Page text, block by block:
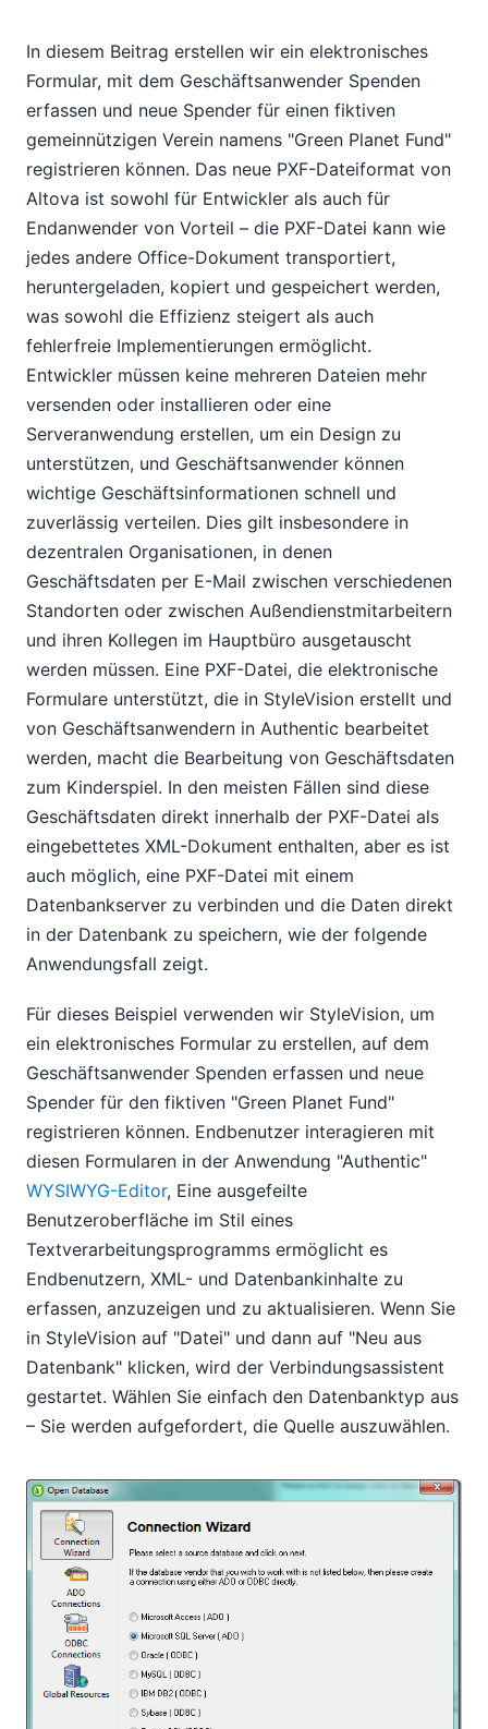
In diesem Beitrag erstellen wir ein elektronisches
Formular, mit dem Geschäftsanwender Spenden
erfassen und neue Spender für einen fiktiven
gemeinnützigen Verein namens "Green Planet Fund"
registrieren können. Das neue PXF-Dateiformat von
Altova ist sowohl für Entwickler als auch für
Endanwender von Vorteil – die PXF-Datei kann wie
jedes andere Office-Dokument transportiert,
heruntergeladen, kopiert und gespeichert werden,
was sowohl die Effizienz steigert als auch
fehlerfreie Implementierungen ermöglicht.
Entwickler müssen keine mehreren Dateien mehr
versenden oder installieren oder eine
Serveranwendung erstellen, um ein Design zu
unterstützen, und Geschäftsanwender können
wichtige Geschäftsinformationen schnell und
zuverlässig verteilen. Dies gilt insbesondere in
dezentralen Organisationen, in denen
Geschäftsdaten per E-Mail zwischen verschiedenen
Standorten oder zwischen Außendienstmitarbeitern
und ihren Kollegen im Hauptbüro ausgetauscht
werden müssen. Eine PXF-Datei, die elektronische
Formulare unterstützt, die in StyleVision erstellt und
von Geschäftsanwendern in Authentic bearbeitet
werden, macht die Bearbeitung von Geschäftsdaten
zum Kinderspiel. In den meisten Fällen sind diese
Geschäftsdaten direkt innerhalb der PXF-Datei als
eingebettetes XML-Dokument enthalten, aber es ist
auch möglich, eine PXF-Datei mit einem
Datenbankserver zu verbinden und die Daten direkt
in der Datenbank zu speichern, wie der folgende
Anwendungsfall zeigt.
Für dieses Beispiel verwenden wir StyleVision, um
ein elektronisches Formular zu erstellen, auf dem
Geschäftsanwender Spenden erfassen und neue
Spender für den fiktiven "Green Planet Fund"
registrieren können. Endbenutzer interagieren mit
diesen Formularen in der Anwendung "Authentic"
WYSIWYG-Editor, Eine ausgefeilte
Benutzeroberfläche im Stil eines
Textverarbeitungsprogramms ermöglicht es
Endbenutzern, XML- und Datenbankinhalte zu
erfassen, anzuzeigen und zu aktualisieren. Wenn Sie
in StyleVision auf "Datei" und dann auf "Neu aus
Datenbank" klicken, wird der Verbindungsassistent
gestartet. Wählen Sie einfach den Datenbanktyp aus
– Sie werden aufgefordert, die Quelle auszuwählen.